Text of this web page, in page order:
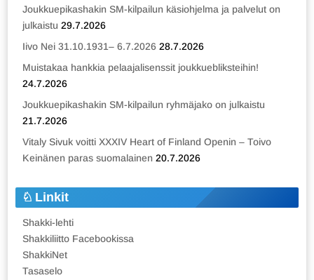
Joukkuepikashakin SM-kilpailun käsiohjelma ja palvelut on
julkaistu 29.7.2026
Iivo Nei 31.10.1931– 6.7.2026 28.7.2026
Muistakaa hankkia pelaajalisenssit joukkuebliksteihin!
24.7.2026
Joukkuepikashakin SM-kilpailun ryhmäjako on julkaistu
21.7.2026
Vitaly Sivuk voitti XXXIV Heart of Finland Openin – Toivo
Keinänen paras suomalainen 20.7.2026
Linkit
Shakki-lehti
Shakkiliitto Facebookissa
ShakkiNet
Tasaselo